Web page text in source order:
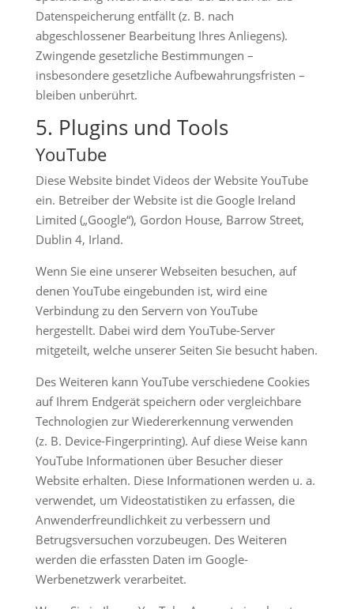
Datenspeicherung entfällt (z. B. nach
abgeschlossener Bearbeitung Ihres Anliegens).
Zwingende gesetzliche Bestimmungen –
insbesondere gesetzliche Aufbewahrungsfristen –
bleiben unberührt.
5. Plugins und Tools
YouTube
Diese Website bindet Videos der Website YouTube
ein. Betreiber der Website ist die Google Ireland
Limited („Google“), Gordon House, Barrow Street,
Dublin 4, Irland.
Wenn Sie eine unserer Webseiten besuchen, auf
denen YouTube eingebunden ist, wird eine
Verbindung zu den Servern von YouTube
hergestellt. Dabei wird dem YouTube-Server
mitgeteilt, welche unserer Seiten Sie besucht haben.
Des Weiteren kann YouTube verschiedene Cookies
auf Ihrem Endgerät speichern oder vergleichbare
Technologien zur Wiedererkennung verwenden
(z. B. Device-Fingerprinting). Auf diese Weise kann
YouTube Informationen über Besucher dieser
Website erhalten. Diese Informationen werden u. a.
verwendet, um Videostatistiken zu erfassen, die
Anwenderfreundlichkeit zu verbessern und
Betrugsversuchen vorzubeugen. Des Weiteren
werden die erfassten Daten im Google-
Werbenetzwerk verarbeitet.